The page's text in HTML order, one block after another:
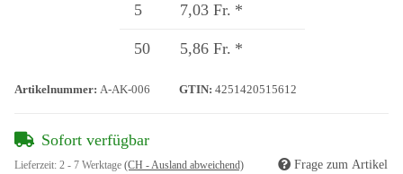
5 7,03 Fr. *
50 5,86 Fr. *
Artikelnummer: A-AK-006 GTIN: 4251420515612
Sofort verfügbar
Lieferzeit: 2 - 7 Werktage (CH - Ausland abweichend) Frage zum Artikel